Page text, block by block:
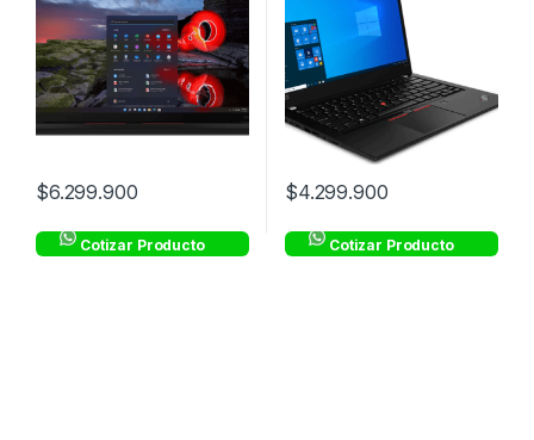
$6.299.900
Cotizar Producto
$4.299.900
Cotizar Producto